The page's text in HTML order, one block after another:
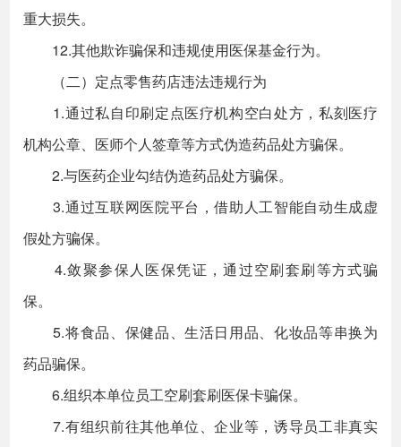
重大损失。
12.其他欺诈骗保和违规使用医保基金行为。
（二）定点零售药店违法违规行为
1.通过私自印刷定点医疗机构空白处方，私刻医疗
机构公章、医师个人签章等方式伪造药品处方骗保。
2.与医药企业勾结伪造药品处方骗保。
3.通过互联网医院平台，借助人工智能自动生成虚
假处方骗保。
4.敛聚参保人医保凭证，通过空刷套刷等方式骗
保。
5.将食品、保健品、生活日用品、化妆品等串换为
药品骗保。
6.组织本单位员工空刷套刷医保卡骗保。
7.有组织前往其他单位、企业等，诱导员工非真实